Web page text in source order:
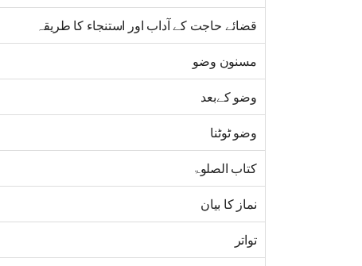
قضائے حاجت کے آداب اور استنجاء کا طریقہ
مسنون وضو
وضو کےبعد
وضو ٹوٹنا
کتاب الصلوۃ
نماز کا بیان
تواتر